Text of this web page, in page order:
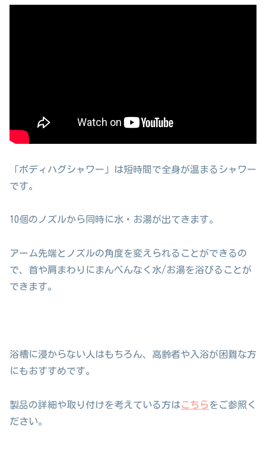
「ボディハグシャワー」は短時間で全身が温まるシャワー
です。
10個のノズルから同時に水・お湯が出てきます。
アーム先端とノズルの角度を変えられることができるの
で、首や肩まわりにまんべんなく水/お湯を浴びることが
できます。
浴槽に浸からない人はもちろん、高齢者や入浴が困難な方
にもおすすめです。
製品の詳細や取り付けを考えている方はこちらをご参照く
ださい。